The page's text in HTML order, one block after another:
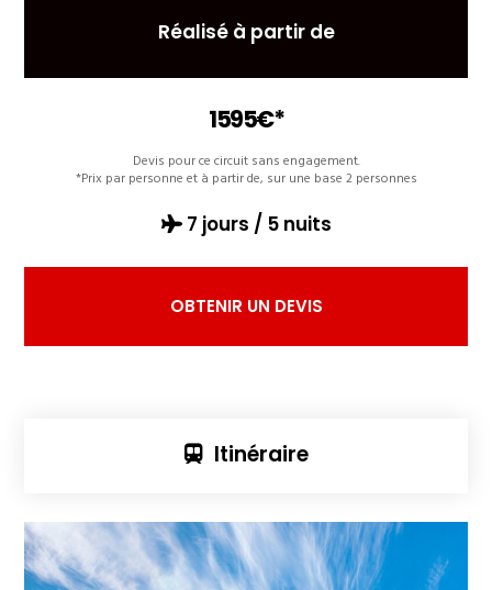
Réalisé à partir de
1595€*
Devis pour ce circuit sans engagement.
*Prix par personne et à partir de, sur une base 2 personnes
7 jours / 5 nuits
OBTENIR UN DEVIS
Itinéraire